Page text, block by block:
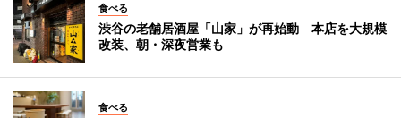
食べる
渋谷の老舗居酒屋「山家」が再始動 本店を大規模
改装、朝・深夜営業も
食べる